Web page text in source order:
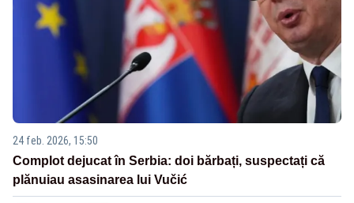
24 feb. 2026, 15:50
Complot dejucat în Serbia: doi bărbați, suspectați că
plănuiau asasinarea lui Vučić